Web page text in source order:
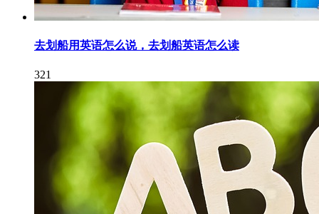
去划船用英语怎么说，去划船英语怎么读
321